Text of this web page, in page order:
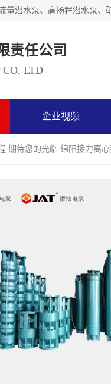
责任公司
LTD
企业视频
期待您的光临 绵阳接力离心